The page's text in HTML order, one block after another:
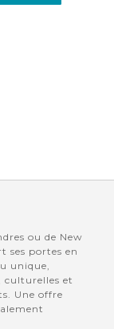
ou de New
ses portes en
unique,
culturelles et
Une offre